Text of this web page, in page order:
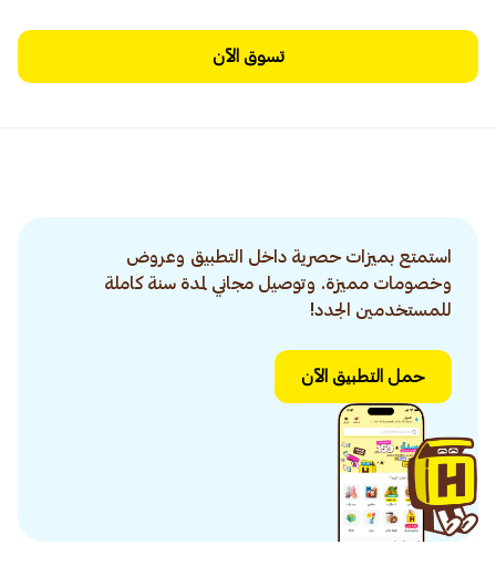
تسوق الآن
استمتع بميزات حصرية داخل التطبيق وعروض
وخصومات مميزة. وتوصيل مجاني لمدة سنة كاملة
للمستخدمين الجدد!
حمل التطبيق الآن